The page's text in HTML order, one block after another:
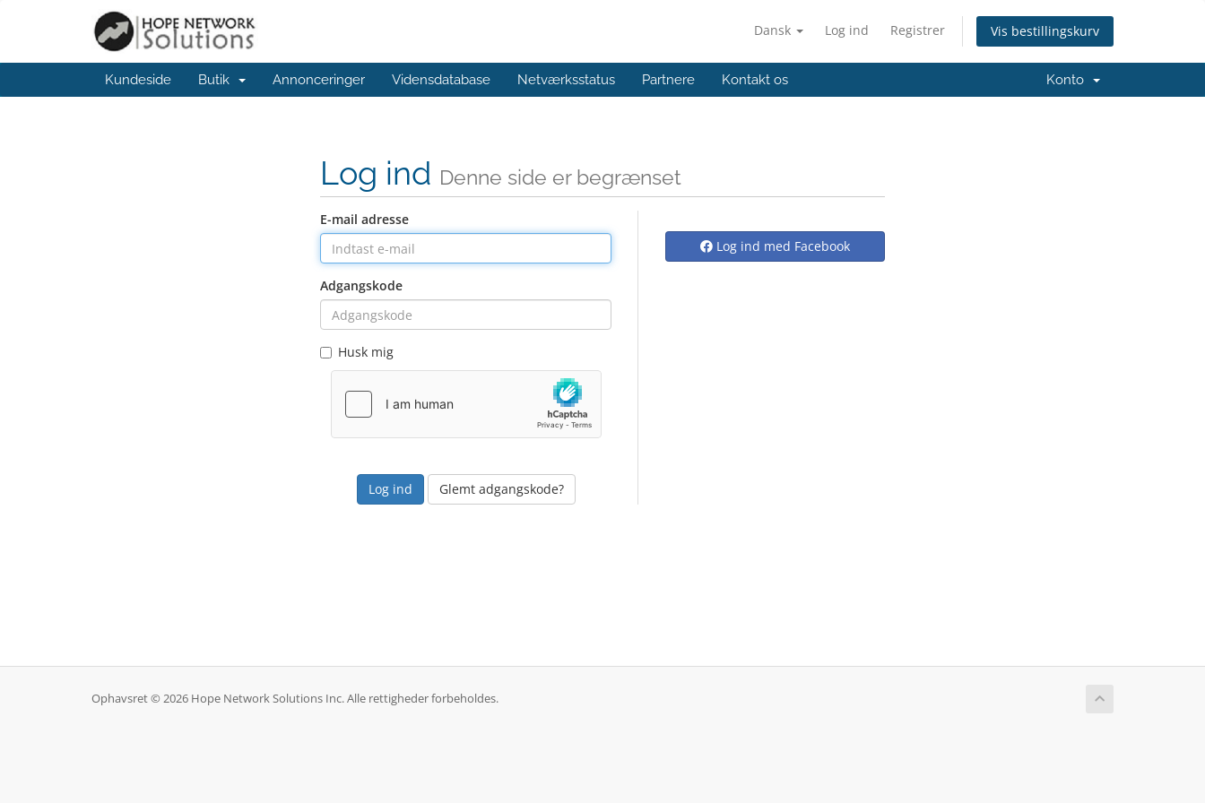
Dansk Log ind Registrer Vis bestillingskurv
Kundeside Butik Annonceringer Vidensdatabase Netværksstatus Partnere Kontakt os Konto
Log ind Denne side er begrænset
E-mail adresse
Adgangskode
Husk mig
Glemt adgangskode?
Log ind med Facebook
Ophavsret © 2026 Hope Network Solutions Inc. Alle rettigheder forbeholdes.